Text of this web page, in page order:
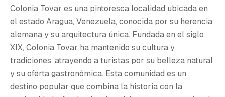
Colonia Tovar es una pintoresca localidad ubicada en
el estado Aragua, Venezuela, conocida por su herencia
alemana y su arquitectura única. Fundada en el siglo
XIX, Colonia Tovar ha mantenido su cultura y
tradiciones, atrayendo a turistas por su belleza natural
y su oferta gastronómica. Esta comunidad es un
destino popular que combina la historia con la